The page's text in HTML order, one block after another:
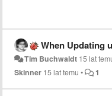
When Updating user Keymap, the
Tim Buchwaldt 15 lat
Skinner 15 lat temu • 1